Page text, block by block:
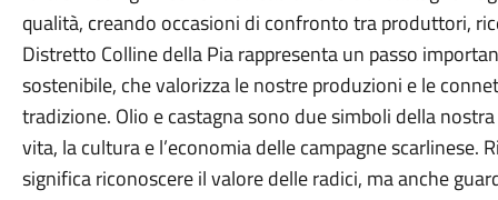
qualità, creando occasioni di confronto tra produttori,
Distretto Colline della Pia rappresenta un passo
sostenibile, che valorizza le nostre produzioni e le
tradizione. Olio e castagna sono due simboli della
vita, la cultura e l’economia delle campagne
significa riconoscere il valore delle radici, ma anche